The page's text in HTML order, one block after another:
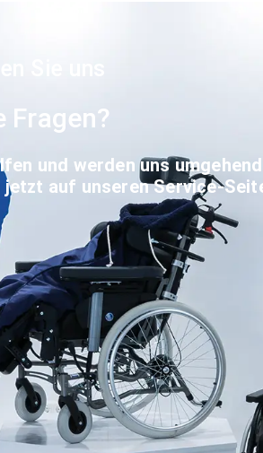
Sie uns
Fragen?
und werden uns
jetzt auf unseren Service-